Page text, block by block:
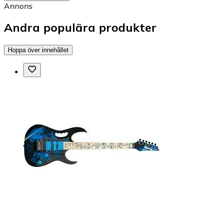
Annons
Andra populära produkter
Hoppa över innehållet